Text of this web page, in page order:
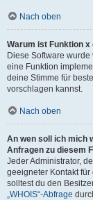
Nach oben
Warum ist Funktion
Diese Software
eine Funktion
deine Stimme für
vorschlagen kannst.
Nach oben
An wen soll ich mich
Anfragen zu diesem
Jeder Administrator,
geeigneter Kontakt
solltest du den
„WHOIS“-Abfrage